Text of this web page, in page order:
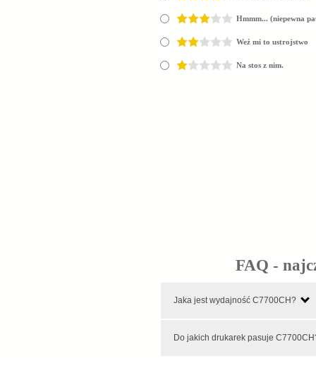
Hmmm... (niepewna
Weź mi to ustrojstwo
Na stos z nim.
FAQ -
Jaka jest wydajność C7700CH?
Do jakich drukarek pasuje